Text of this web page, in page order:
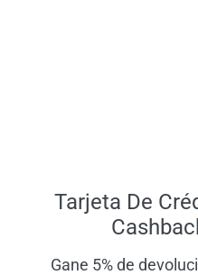
Tarjeta De
Gane 5% de